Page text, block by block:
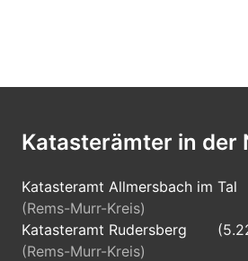
Katasterämter in der
Katasteramt Allmersbach im Tal
(Rems-Murr-Kreis)
Katasteramt Rudersberg
(Rems-Murr-Kreis)